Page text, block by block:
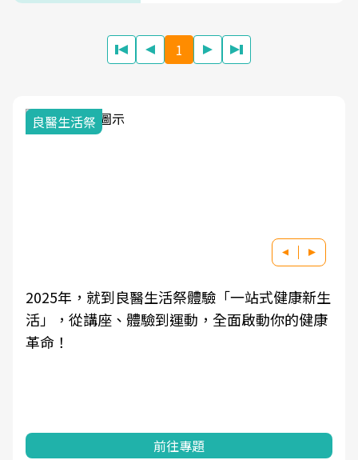
1
良醫生活祭
2025年，就到良醫生活祭體驗「一站式健康新生
活」，從講座、體驗到運動，全面啟動你的健康
革命！
前往專題